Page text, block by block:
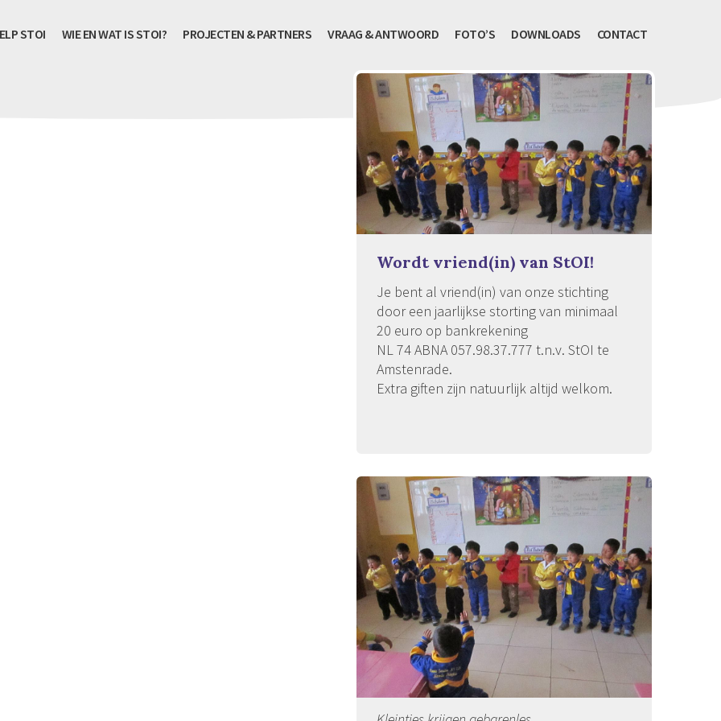
STOI WIE EN WAT IS STOI? PROJECTEN & PARTNERS VRAAG & ANTWOORD FOTO’S DOWNLOADS CONTACT
Wordt vriend(in) van StOI!
Je bent al vriend(in) van onze stichting
door een jaarlijkse storting van minimaal
20 euro op bankrekening
NL 74 ABNA 057.98.37.777 t.n.v. StOI te
Amstenrade.
Extra giften zijn natuurlijk altijd welkom.